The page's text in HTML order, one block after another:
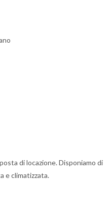
di locazione. Disponiamo di
e climatizzata.